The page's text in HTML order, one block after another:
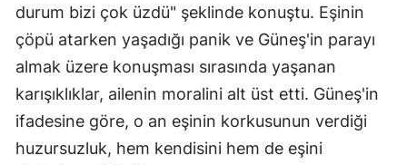
durum bizi çok üzdü" şeklinde konuştu. Eşinin
çöpü atarken yaşadığı panik ve Güneş'in parayı
almak üzere konuşması sırasında yaşanan
karışıklıklar, ailenin moralini alt üst etti. Güneş'in
ifadesine göre, o an eşinin korkusunun verdiği
huzursuzluk, hem kendisini hem de eşini